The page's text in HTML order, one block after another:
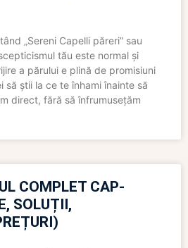
„Sereni Capelli păreri” sau
tău este normal și
a părului e plină de promisiuni
să știi la ce te înhami înainte să
direct, fără să înfrumusețăm
COMPLET CAP-
SOLUȚII,